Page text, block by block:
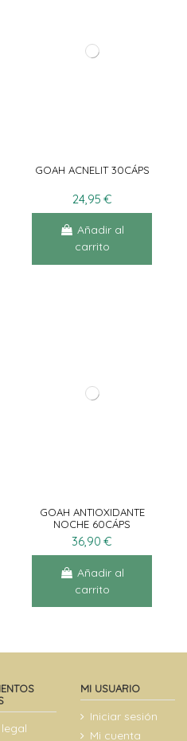
GOAH ACNELIT 30CÁPS
24,95 €
Añadir al
carrito
GOAH ANTIOXIDANTE
NOCHE 60CÁPS
36,90 €
Añadir al
carrito
MI USUARIO
Iniciar sesión
Mi cuenta